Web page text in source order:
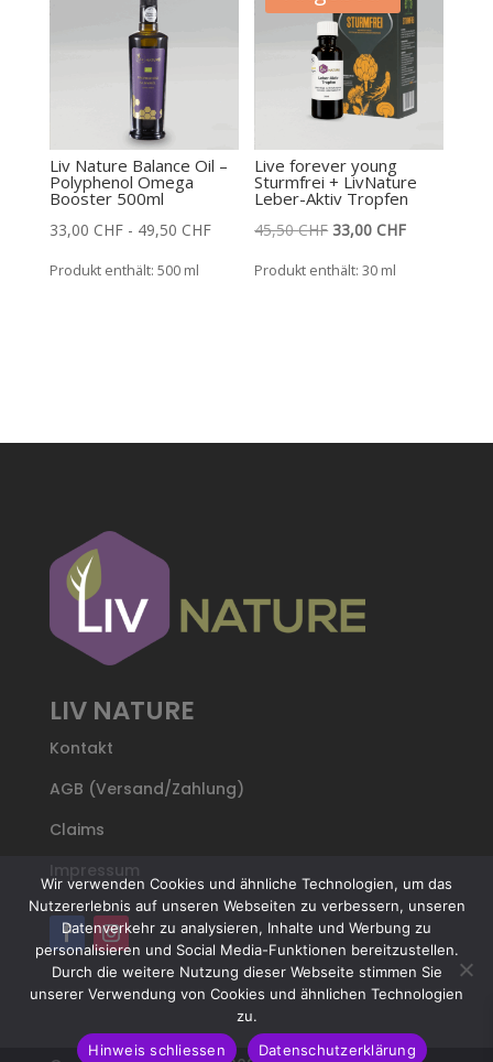
Liv Nature Balance Oil –
Polyphenol Omega
Booster 500ml
33,00 CHF- 49,50 CHF
Produkt enthält: 500 ml
Live forever young
Sturmfrei + LivNature
Leber-Aktiv Tropfen
45,50CHF Ursprünglicher
33,00 CHFAktueller
Produkt enthält: 30 ml
LIV NATURE
Kontakt
AGB (Versand/Zahlung)
Claims
Impressum
Wir verwenden Cookies und ähnliche Technologien, um das
Nutzererlebnis auf unseren Webseiten zu verbessern, unseren
Datenverkehr zu analysieren, Inhalte und Werbung zu
personalisieren und Social Media-Funktionen bereitzustellen.
Durch die weitere Nutzung dieser Webseite stimmen Sie
unserer Verwendung von Cookies und ähnlichen Technologien
zu.
Hinweis schliessen
Datenschutzerklärung